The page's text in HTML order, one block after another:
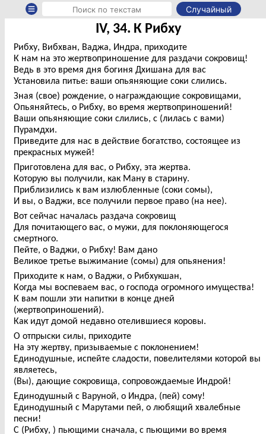
Случайный
IV, 34. К Рибху
Рибху, Вибхван, Ваджа, Индра, приходите
К нам на это жертвоприношение для раздачи сокровищ!
Ведь в это время дня богиня Дхишана для вас
Установила питье: ваши опьяняющие соки слились.
Зная (свое) рождение, о награждающие сокровищами,
Опьяняйтесь, о Рибху, во время жертвоприношений!
Ваши опьяняющие соки слились, с (лилась с вами)
Пурамдхи.
Приведите для нас в действие богатство, состоящее из
прекрасных мужей!
Приготовлена для вас, о Рибху, эта жертва.
Которую вы получили, как Ману в старину.
Приблизились к вам излюбленные (соки сомы),
И вы, о Ваджи, все получили первое право (на нее).
Вот сейчас началась раздача сокровищ
Для почитающего вас, о мужи, для поклоняющегося
смертного.
Пейте, о Ваджи, о Рибху! Вам дано
Великое третье выжимание (сомы) для опьянения!
Приходите к нам, о Ваджи, о Рибхукшан,
Когда мы воспеваем вас, о господа огромного имущества!
К вам пошли эти напитки в конце дней
(жертвоприношений).
Как идут домой недавно отелившиеся коровы.
О отпрыски силы, приходите
На эту жертву, призываемые с поклонением!
Единодушные, испейте сладости, повелителями которой вы
являетесь,
(Вы), дающие сокровища, сопровождаемые Индрой!
Единодушный с Варуной, о Индра, (пей) сому!
Единодушный с Марутами пей, о любящий хвалебные
песни!
С (Рибху, ) пьющими сначала, с пьющими во время